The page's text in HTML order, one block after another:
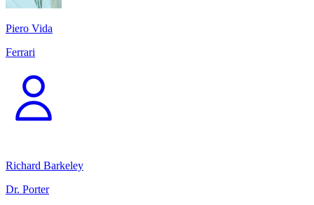
Piero Vida
Ferrari
Richard Barkeley
Dr. Porter